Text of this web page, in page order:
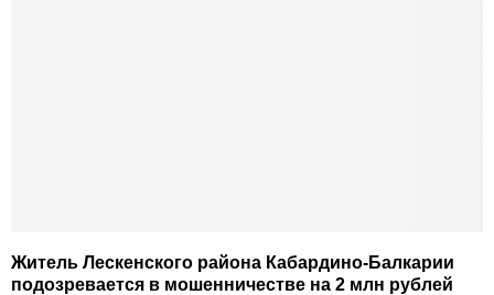
Житель Лескенского района Кабардино-Балкарии
подозревается в мошенничестве на 2 млн рублей